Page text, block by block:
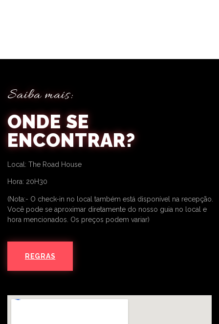
Saiba mais:
ONDE SE
ENCONTRAR?
Local: The Road House
Hora: 20H30
(Nota:- O check-in no local também está disponível na recepção.
Você pode se aproximar diretamente do nosso guia no local e
hora mencionados. Os preços podem variar)
REGRAS